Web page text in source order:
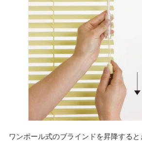
ワンポール式のブラインドを昇降すると